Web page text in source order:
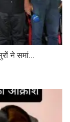
ने समां...